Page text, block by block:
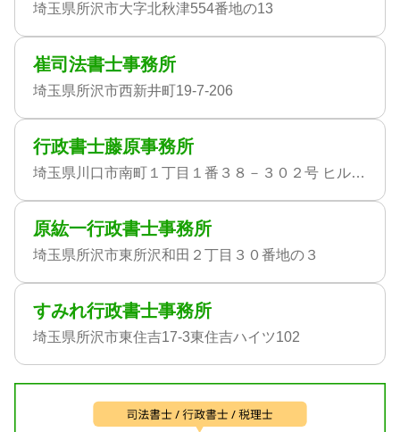
埼玉県所沢市大字北秋津554番地の13
崔司法書士事務所
埼玉県所沢市西新井町19-7-206
行政書士藤原事務所
埼玉県川口市南町１丁目１番３８－３０２号 ヒルズ川口南町
原紘一行政書士事務所
埼玉県所沢市東所沢和田２丁目３０番地の３
すみれ行政書士事務所
埼玉県所沢市東住吉17-3東住吉ハイツ102